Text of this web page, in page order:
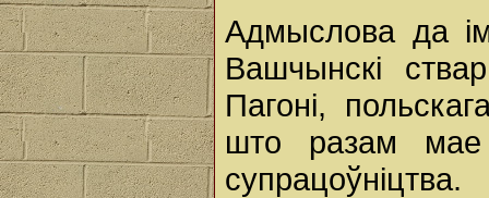
Адмыслова да
Вашчынскі
Пагоні,
што разам мае
супрацоўніцтва.